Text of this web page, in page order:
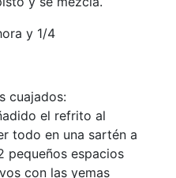
y 1/4
cuajados:
el refrito al
todo en una sartén a
pequeños espacios
con las yemas